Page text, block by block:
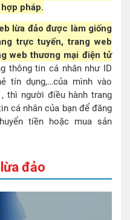
pháp.
lừa đảo được làm giống
trực tuyến, trang web
web thương mại điện tử
thông tin cá nhân như ID
tín dụng,…của mình vào
thì người điều hành trang
cá nhân của bạn để đăng
tiền hoặc mua sản
đảo